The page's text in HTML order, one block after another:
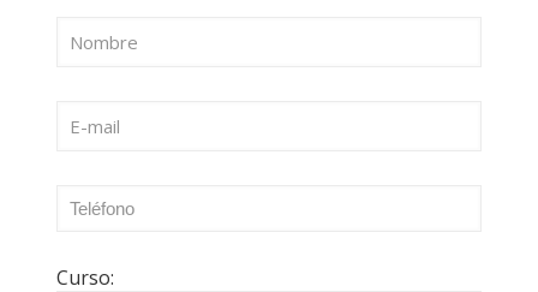
Curso: